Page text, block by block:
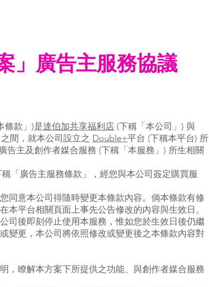
」廣告主服務協議
條款」)是達伯加共享福利店 (下稱「本公司」) 與
間，就本公司設立之 Double+平台 (下稱本平台) 所
告主及創作者媒合服務 (下稱「本服務」) 所生相關
「廣告主服務條款」，經您與本公司簽定購買服
同意本公司得隨時變更本條款內容。倘本條款有修
平台相關頁面上事先公告修改的內容與生效日。
司後即刻停止使用本服務，惟如您於生效日後仍繼
變更，本公司將依照修改或變更後之本條款內容對
，瞭解本方案下所提供之功能、與創作者媒合服務